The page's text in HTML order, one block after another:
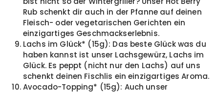
Rub schenkt dir auch in der Pfanne auf deinen
Fleisch- oder vegetarischen Gerichten ein
einzigartiges Geschmackserlebnis.
Lachs im Glück* (15g): Das beste Glück was du
haben kannst ist unser Lachsgewürz, Lachs im
Glück. Es peppt (nicht nur den Lachs) auf uns
schenkt deinen Fischlis ein einzigartiges Aroma.
Avocado-Topping* (15g): Auch unser